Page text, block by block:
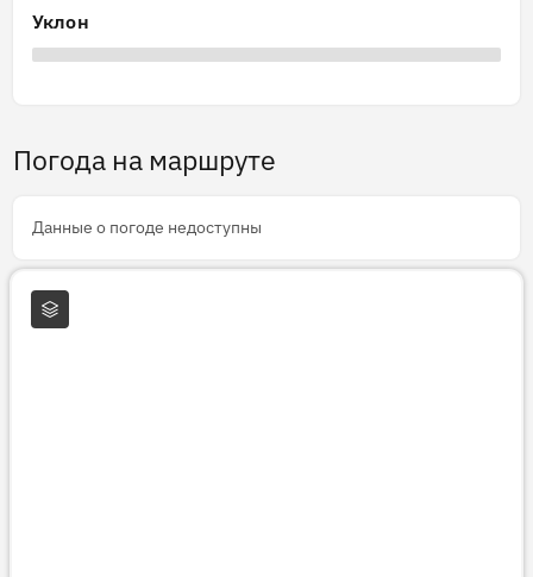
Уклон
Погода на маршруте
Данные о погоде недоступны